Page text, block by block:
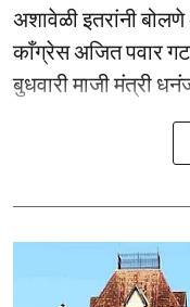
अशावेळी इतरांनी बोलणे
काँग्रेस अजित पवार
बुधवारी माजी मंत्री